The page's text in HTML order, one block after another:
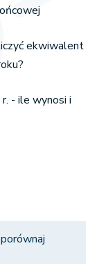
ekwiwalent
- ile wynosi i